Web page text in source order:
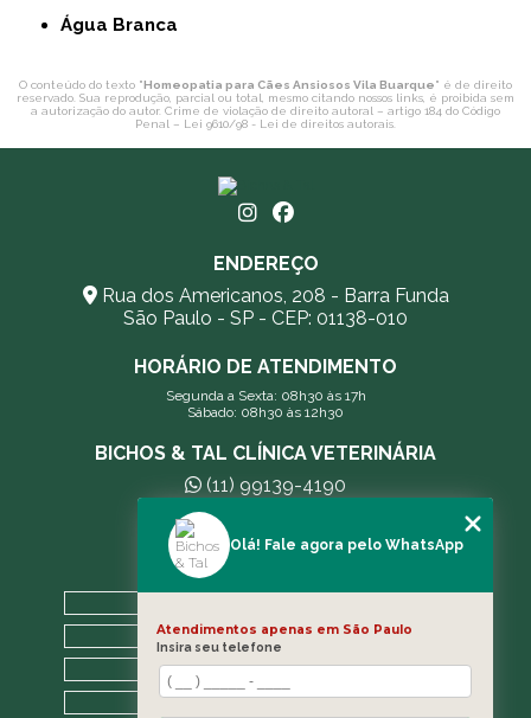
Água Branca
O conteúdo do texto "Homeopatia para Cães Ansiosos Vila Buarque" é de direito
reservado. Sua reprodução, parcial ou total, mesmo citando nossos links, é proibida sem
a autorização do autor. Crime de violação de direito autoral – artigo 184 do Código
Penal – Lei 9610/98 - Lei de direitos autorais.
ENDEREÇO
Rua dos Americanos, 208 - Barra Funda
São Paulo - SP - CEP: 01138-010
HORÁRIO DE ATENDIMENTO
Segunda a Sexta: 08h30 às 17h
Sábado: 08h30 às 12h30
BICHOS & TAL CLÍNICA VETERINÁRIA
(11) 99139-4190
andreleecitti5@gmail.com
A CLÍNICA
BLOG
CONTATO
Olá! Fale agora pelo WhatsApp
Atendimentos apenas em São Paulo
Insira seu telefone